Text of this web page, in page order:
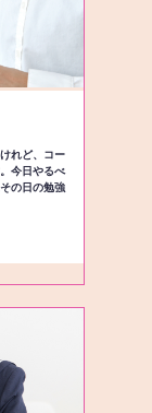
れど、コー
今日やるべ
の日の勉強